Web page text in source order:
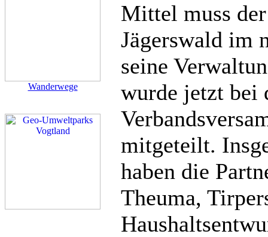
Wanderwege
Mittel muss
Jägerswald im
seine
wurde jetzt bei
mitgeteilt.
haben die
Theuma,